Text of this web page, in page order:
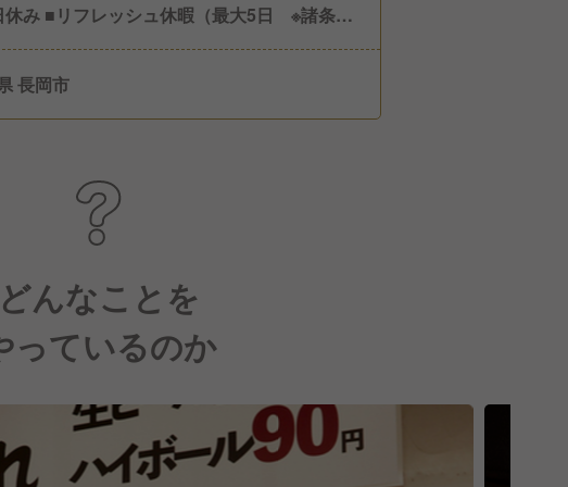
暇（最大5日 ※諸条件
長岡市
んなことを
っているのか